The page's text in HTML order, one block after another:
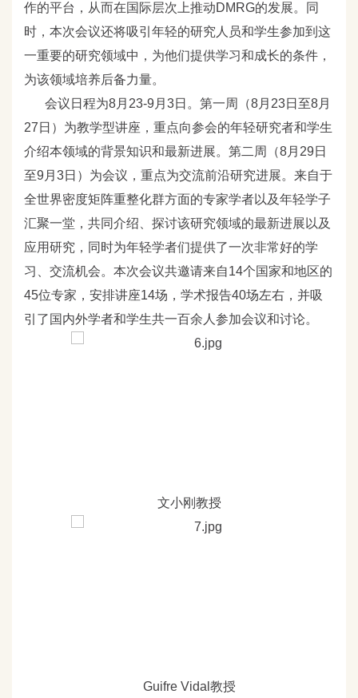
作的平台，从而在国际层次上推动DMRG的发展。同
时，本次会议还将吸引年轻的研究人员和学生参加到这
一重要的研究领域中，为他们提供学习和成长的条件，
为该领域培养后备力量。
会议日程为8月23-9 月3日。第一周（8月23日至8月
27 日）为教学型讲座，重点向参会的年轻研究者和学生
介绍本领域的背景知识和最新进展。第二周（8月29 日
至9 月3日）为会议，重点为交流前沿研究进展。来自于
全世界密度矩阵重整化群方面的专家学者以及年轻学子
汇聚一堂，共同介绍、探讨该研究领域的最新进展以及
应用研究，同时为年轻学者们提供了一次非常好的学
习、交流机会。本次会议共邀请来自14个国家和地区的
45位专家，安排讲座14场，学术报告40场左右，并吸
引了国内外学者和学生共一百余人参加会议和讨论。
文小刚教授
Guifre Vidal 教授